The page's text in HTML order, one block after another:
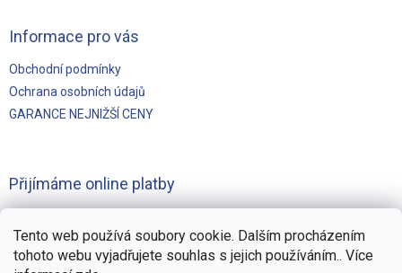
Tento web používá soubory cookie. Dalším procházením
tohoto webu vyjadřujete souhlas s jejich používáním.. Více
Informace pro vás
Obchodní podmínky
Ochrana osobních údajů
GARANCE NEJNIŽŠÍ CENY
Přijímáme online platby